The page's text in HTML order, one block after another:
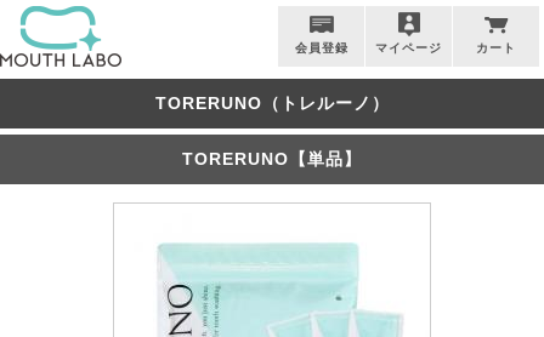
会員登録 マイページ カート
TORERUNO（トレルーノ）
TORERUNO【単品】